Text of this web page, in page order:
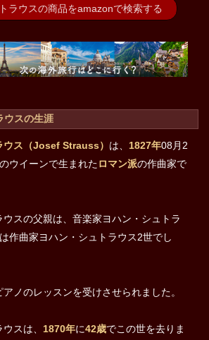
ラウスの商品をamazonで検索する
ウスの生涯
ウス（Josef Strauss） は、 1827年08月2
のウイーンで生まれたロマン派の作曲家で
ウスの父親は、音楽家ヨハン・シュトラ
作曲家ヨハン・シュトラウス2世でし
ノのレッスンを受けさせられました。
スは、 1870年に42歳でこの世を去りま